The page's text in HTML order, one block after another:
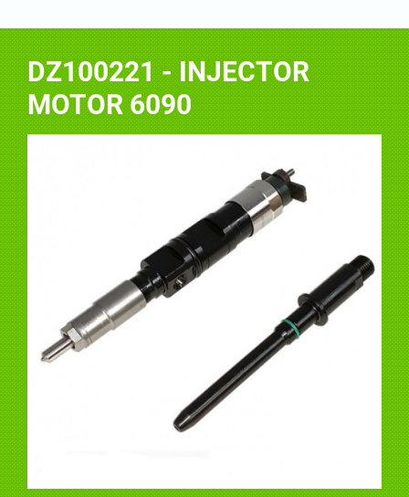
DZ100221 - INJECTOR
MOTOR 6090